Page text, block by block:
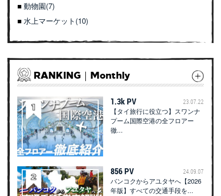
動物園(7)
水上マーケット(10)
RANKING｜Monthly
1.3k PV 23.07.22
【タイ旅行に役立つ】スワンナ
プーム国際空港の全フロアー
徹...
856 PV 24.09.07
バンコクからアユタヤへ【2026
年版】すべての交通手段を...